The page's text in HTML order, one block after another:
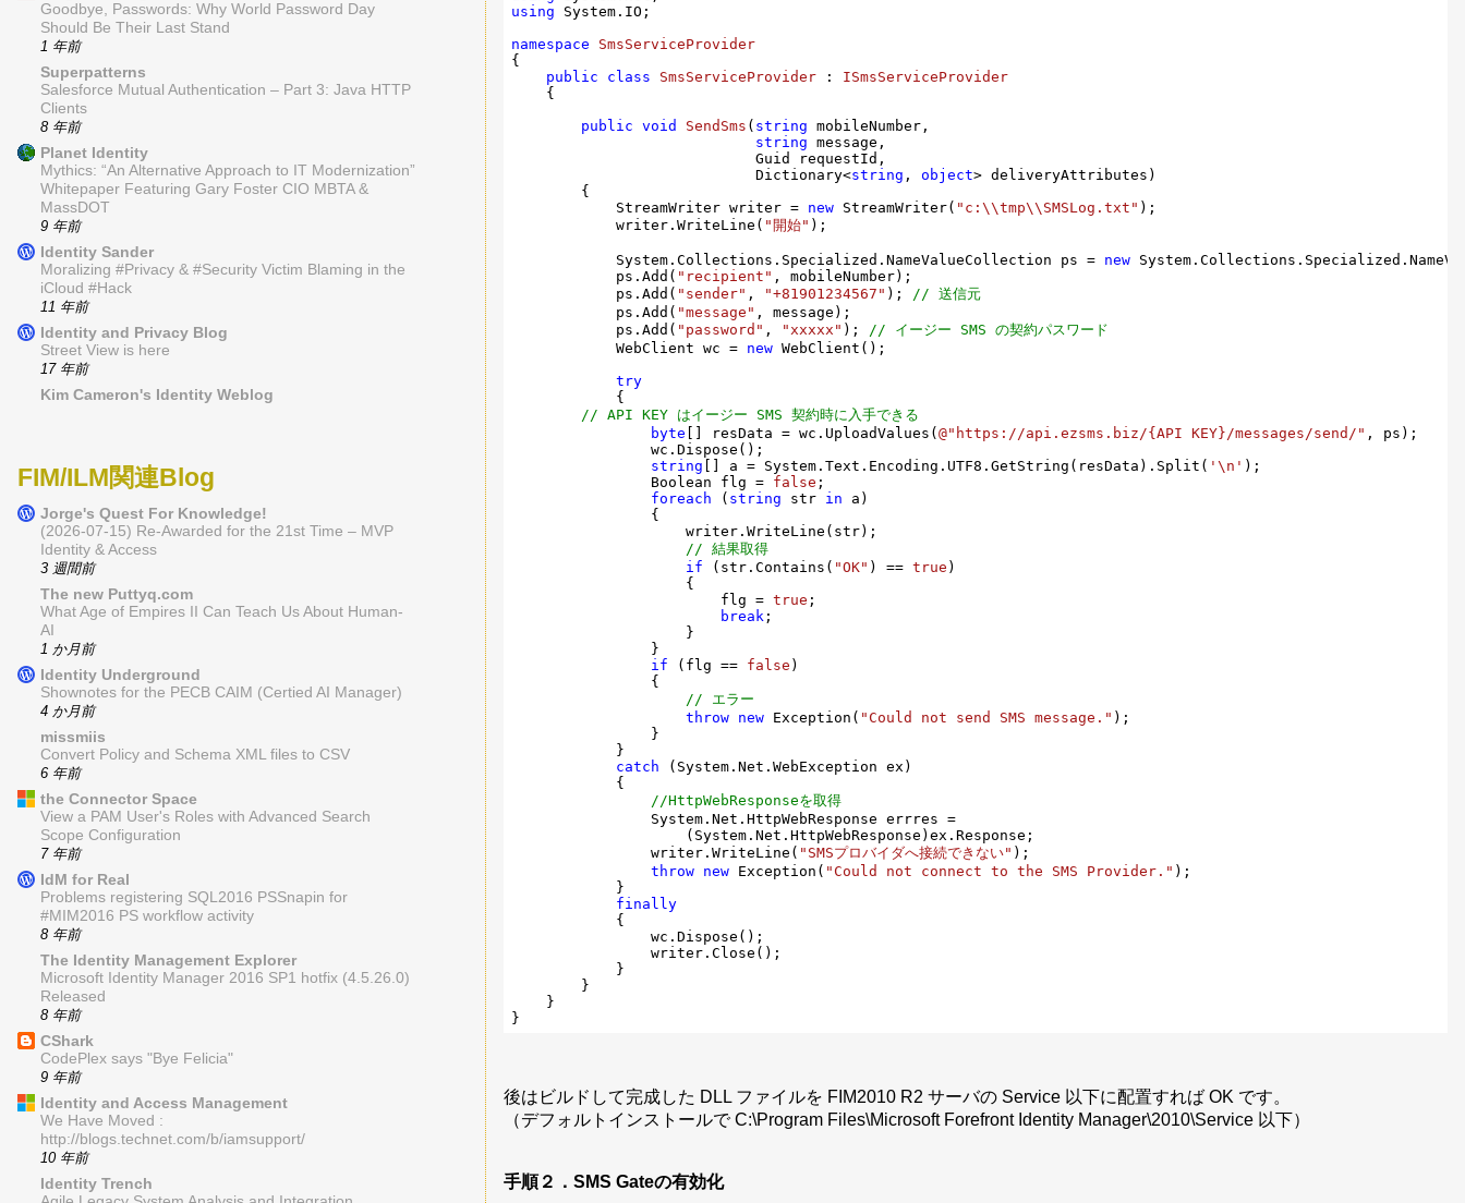
using System.IO;
namespace
SmsServiceProvider
{
public
class SmsServiceProvider : ISmsServiceProvider
{
public void SendSms ( string mobileNumber,
string message,
Guid requestId,
Dictionary<string , object> deliveryAttributes )
{
StreamWriter writer = new StreamWriter( "c:\\tmp\\SMSLog.txt" );
writer.WriteLine( "開始" );
System.Collections.Specialized.NameValueCollection ps = new
ps.Add( "recipient" , mobileNumber);
ps.Add( "sender" , "+81901234567" );
// 送信元
ps.Add( "message" , message);
ps.Add( "password" , "xxxxx" );
// イージー SMS の契約パスワード
WebClient wc = new WebClient();
try
{
// API KEY はイージー SMS 契約時に入手できる
byte [] resData = wc.UploadValues(@"https://api.ezsms.biz/{API KEY}/messages/send/" , ps);
wc.Dispose();
string [] a = System.Text.Encoding.UTF8.GetString(resData).Split( '\n' );
Boolean flg = false ;
foreach ( string str in a)
{
writer.WriteLine(str);
// 結果取得
if (str.Contains( "OK" ) == true )
{
flg = true ;
break ;
}
}
if (flg == false )
{
// エラー
throw
new Exception( "Could not send SMS message." );
}
}
catch (System.Net.WebException ex)
{
//HttpWebResponseを取得
System.Net.HttpWebResponse errres =
(System.Net.HttpWebResponse)ex.Response;
writer.WriteLine( "SMSプロバイダへ接続できない" );
throw
new Exception( "Could not connect to the SMS Provider." );
}
finally
{
wc.Dispose();
writer.Close();
}
}
}
後はビルドして完成した DLL ファイルを FIM2010 R2 サーバの Service 以下に配置すれば OK です。
（デフォルトインストールで C:\Program Files\Microsoft Forefront Identity Manager\2010\Service 以下）
手順２．SMS Gateの有効化
Goodbye, Passwords: Why World Password Day
Should Be Their Last Stand
1 年前
Superpatterns
Salesforce Mutual Authentication – Part 3: Java HTTP
Clients
8 年前
Planet Identity
Mythics: “An Alternative Approach to IT Modernization”
Whitepaper Featuring Gary Foster CIO MBTA &
MassDOT
9 年前
Identity Sander
Moralizing #Privacy & #Security Victim Blaming in the
iCloud #Hack
11 年前
Identity and Privacy Blog
Street View is here
17 年前
Kim Cameron's Identity Weblog
FIM/ILM関連Blog
Jorge's Quest For Knowledge!
(2026-07-15) Re-Awarded for the 21st Time – MVP
Identity & Access
3 週間前
The new Puttyq.com
What Age of Empires II Can Teach Us About Human-
AI
1 か月前
Identity Underground
Shownotes for the PECB CAIM (Certied AI Manager)
4 か月前
missmiis
Convert Policy and Schema XML files to CSV
6 年前
the Connector Space
View a PAM User's Roles with Advanced Search
Scope Configuration
7 年前
IdM for Real
Problems registering SQL2016 PSSnapin for
#MIM2016 PS workflow activity
8 年前
The Identity Management Explorer
Microsoft Identity Manager 2016 SP1 hotfix (4.5.26.0)
Released
8 年前
CShark
CodePlex says "Bye Felicia"
9 年前
Identity and Access Management
We Have Moved :
http://blogs.technet.com/b/iamsupport/
10 年前
Identity Trench